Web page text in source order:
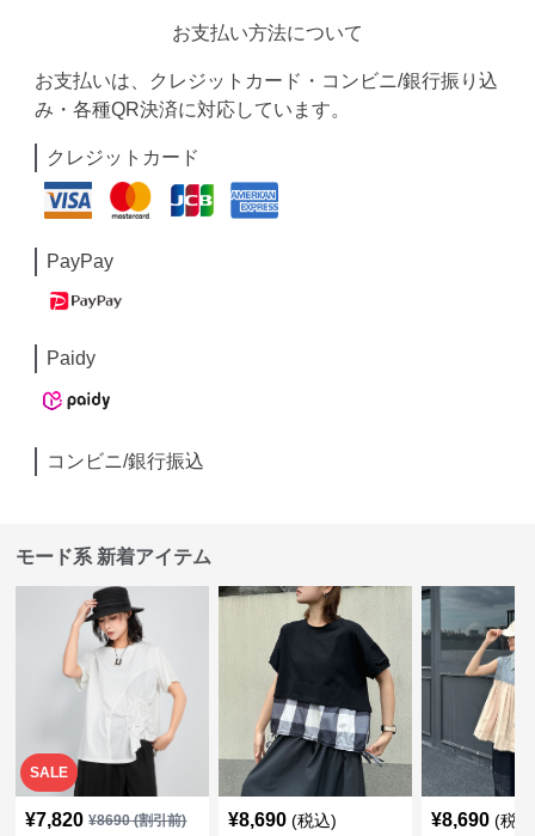
お支払い方法について
お支払いは、クレジットカード・コンビニ/銀行振り込
み・各種QR決済に対応しています。
クレジットカード
PayPay
Paidy
コンビニ/銀行振込
モード系 新着アイテム
SALE
¥7,820 ¥8690(割引前) ¥8,690 (税込) ¥8,690 (税